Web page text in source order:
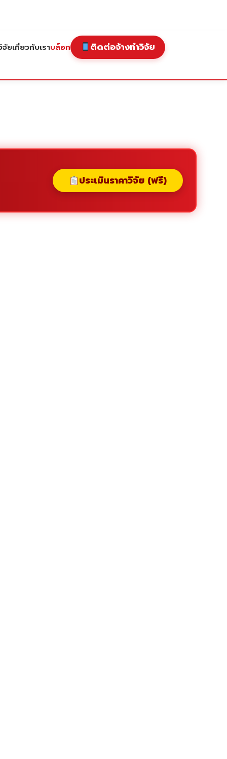
จัยเกี่ยวกับเราบล็อก ติดต่อจ้างทำวิจัย
ประเมินราคาวิจัย (ฟรี)